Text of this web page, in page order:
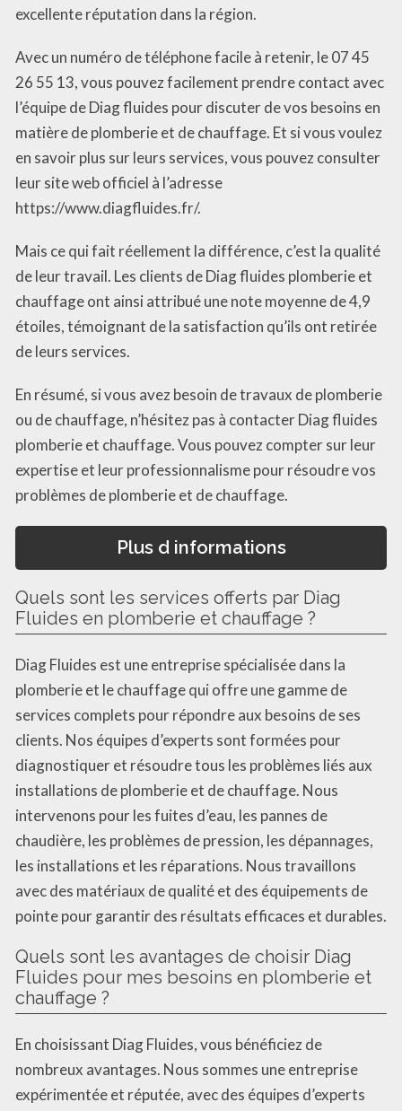
excellente réputation dans la région.
Avec un numéro de téléphone facile à retenir, le 07 45
26 55 13, vous pouvez facilement prendre contact avec
l’équipe de Diag fluides pour discuter de vos besoins en
matière de plomberie et de chauffage. Et si vous voulez
en savoir plus sur leurs services, vous pouvez consulter
leur site web officiel à l’adresse
https://www.diagfluides.fr/.
Mais ce qui fait réellement la différence, c’est la qualité
de leur travail. Les clients de Diag fluides plomberie et
chauffage ont ainsi attribué une note moyenne de 4,9
étoiles, témoignant de la satisfaction qu’ils ont retirée
de leurs services.
En résumé, si vous avez besoin de travaux de plomberie
ou de chauffage, n’hésitez pas à contacter Diag fluides
plomberie et chauffage. Vous pouvez compter sur leur
expertise et leur professionnalisme pour résoudre vos
problèmes de plomberie et de chauffage.
Plus d informations
Quels sont les services offerts par Diag
Fluides en plomberie et chauffage ?
Diag Fluides est une entreprise spécialisée dans la
plomberie et le chauffage qui offre une gamme de
services complets pour répondre aux besoins de ses
clients. Nos équipes d’experts sont formées pour
diagnostiquer et résoudre tous les problèmes liés aux
installations de plomberie et de chauffage. Nous
intervenons pour les fuites d’eau, les pannes de
chaudière, les problèmes de pression, les dépannages,
les installations et les réparations. Nous travaillons
avec des matériaux de qualité et des équipements de
pointe pour garantir des résultats efficaces et durables.
Quels sont les avantages de choisir Diag
Fluides pour mes besoins en plomberie et
chauffage ?
En choisissant Diag Fluides, vous bénéficiez de
nombreux avantages. Nous sommes une entreprise
expérimentée et réputée, avec des équipes d’experts